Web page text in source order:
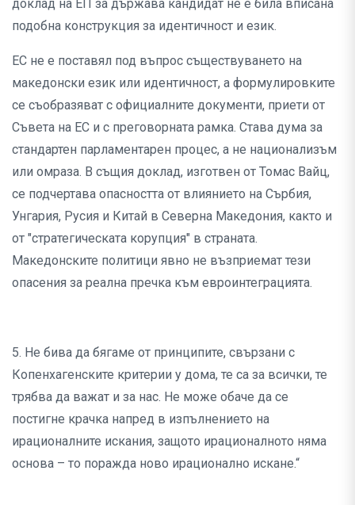
доклад на ЕП за държава кандидат не е била вписана
подобна конструкция за идентичност и език.
ЕС не е поставял под въпрос съществуването на
македонски език или идентичност, а формулировките
се съобразяват с официалните документи, приети от
Съвета на ЕС и с преговорната рамка. Става дума за
стандартен парламентарен процес, а не национализъм
или омраза. В същия доклад, изготвен от Томас Вайц,
се подчертава опасността от влиянието на Сърбия,
Унгария, Русия и Китай в Северна Македония, както и
от "стратегическата корупция" в страната.
Македонските политици явно не възприемат тези
опасения за реална пречка към евроинтеграцията.
5. Не бива да бягаме от принципите, свързани с
Копенхагенските критерии у дома, те са за всички, те
трябва да важат и за нас. Не може обаче да се
постигне крачка напред в изпълнението на
ирационалните искания, защото ирационалното няма
основа – то поражда ново ирационално искане.“